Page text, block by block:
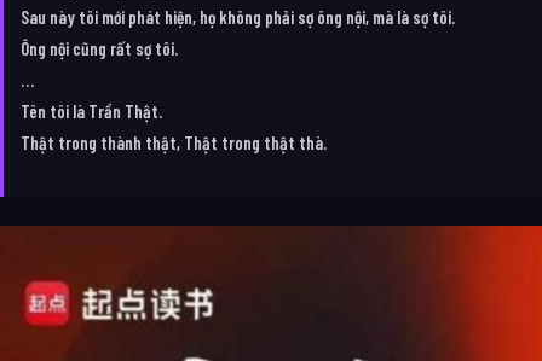
Sau này tôi mới phát hiện, họ không phải sợ ông nội, mà là sợ tôi.
Ông nội cũng rất sợ tôi.
…
Tên tôi là Trần Thật.
Thật trong thành thật, Thật trong thật thà.